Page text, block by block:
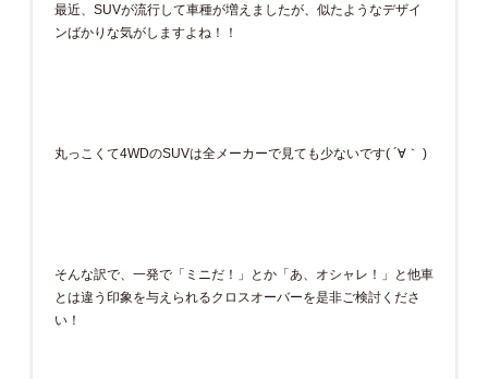
最近、SUVが流行して車種が増えましたが、似たようなデザイ
ンばかりな気がしますよね！！
丸っこくて4WDのSUVは全メーカーで見ても少ないです( ´∀｀ )
そんな訳で、一発で「ミニだ！」とか「あ、オシャレ！」と他車
とは違う印象を与えられるクロスオーバーを是非ご検討くださ
い！